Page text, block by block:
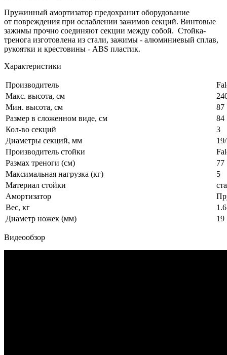
Пружинный амортизатор предохранит оборудование
от повреждения при ослаблении зажимов секций. Винтовые
зажимы прочно соединяют секции между собой. Стойка-
тренога изготовлена из стали, зажимы - алюминиевый сплав,
рукоятки и крестовины - ABS пластик.
Характеристики
Производитель
Макс. высота, см
Мин. высота, см
87
Размер в сложенном виде, см
84
Кол-во секций
3
Диаметры секций, мм
Производитель стойки
Размах треноги (см)
77
Максимальная нагрузка (кг)
5
Материал стойки
Амортизатор
Вес, кг
1.6
Диаметр ножек (мм)
19
Видеообзор